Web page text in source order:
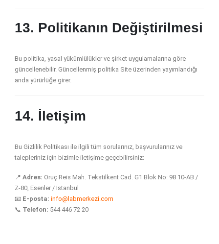
13. Politikanın Değiştirilmesi
Bu politika, yasal yükümlülükler ve şirket uygulamalarına göre
güncellenebilir. Güncellenmiş politika Site üzerinden yayımlandığı
anda yürürlüğe girer.
14. İletişim
Bu Gizlilik Politikası ile ilgili tüm sorularınız, başvurularınız ve
talepleriniz için bizimle iletişime geçebilirsiniz:
📍 Adres: Oruç Reis Mah. Tekstilkent Cad. G1 Blok No: 98 10-AB /
Z-80, Esenler / İstanbul
📧 E-posta: info@labmerkezi.com
📞 Telefon: 544 446 72 20